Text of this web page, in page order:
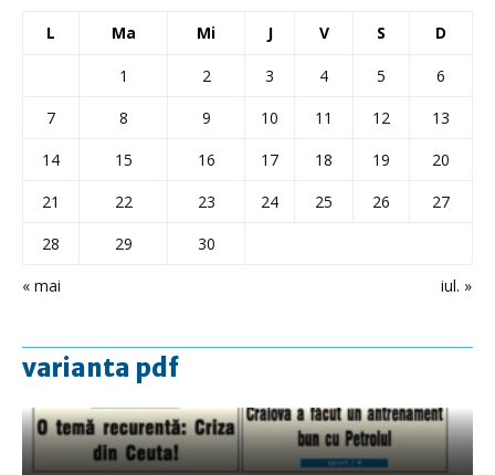
L Ma Mi J V S D
« mai iul. »
1 2 3 4 5
6
7
8 9 10 11 12
13
14
15 16 17 18 19
20
21
22 23 24 25 26
27
28
29 30
varianta pdf